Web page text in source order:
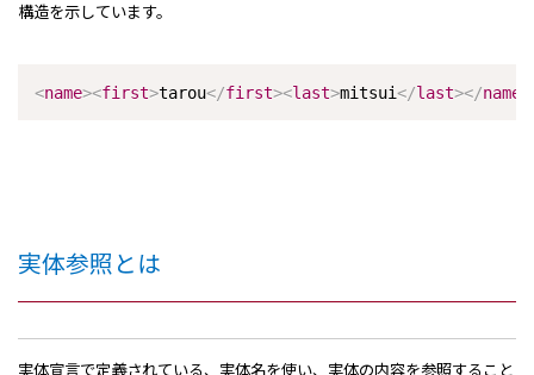
構造を示しています。
<name><first>tarou</first><last>mitsui</last></name
実体参照とは
実体宣言で定義されている、実体名を使い、実体の内容を参照すること